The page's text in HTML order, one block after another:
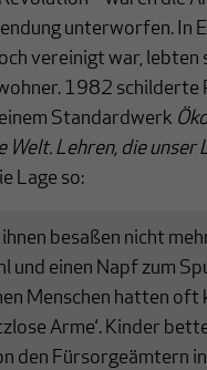
unterworfen. In
vereinigt war, lebten
1982 schilderte
Standardwerk
Welt. Lehren, die unser
Lage so:
ihnen besaßen nicht
und einen Napf zum
Menschen hatten oft
Arme‘. Kinder
den Fürsorgeämtern